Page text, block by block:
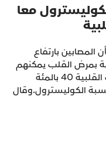
معا
المصابين بارتفاع
بمرض القلب يمكنهم
خفض خطر الإصابة بالجلطات والنوبات القلبية 40 بالمئة
الكوليسترول.وقال